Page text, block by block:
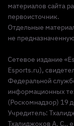
материалов сайта
первоисточник.
Отдельные
не
Сетевое издание
Esports.ru),
Федеральной
информационных
(Роскомнадзор) 19
Учредитель:
Тхалиджоков А. С.,